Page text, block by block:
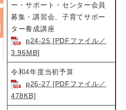
ー・サポート・センター会員
募集・講習会、子育てサポー
ター養成講座
p24-25 [PDFファイル／
3.96MB]
令和4年度当初予算
p26-27 [PDFファイル／
478KB]